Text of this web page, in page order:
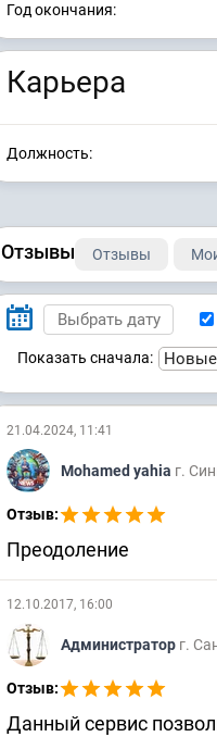
Год окончания:
Карьера
Должность:
Отзывы Отзывы
Показать сначала:
21.04.2024, 11:41
Mohamed yahia г.
Отзыв:
Преодоление
12.10.2017, 16:00
Администратор г.
Отзыв:
Данный сервис